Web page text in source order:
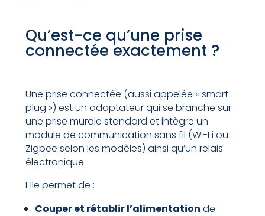
Qu’est-ce qu’une prise
connectée exactement ?
Une prise connectée (aussi appelée « smart
plug ») est un adaptateur qui se branche sur
une prise murale standard et intègre un
module de communication sans fil (Wi-Fi ou
Zigbee selon les modèles) ainsi qu’un relais
électronique.
Elle permet de :
Couper et rétablir l’alimentation de